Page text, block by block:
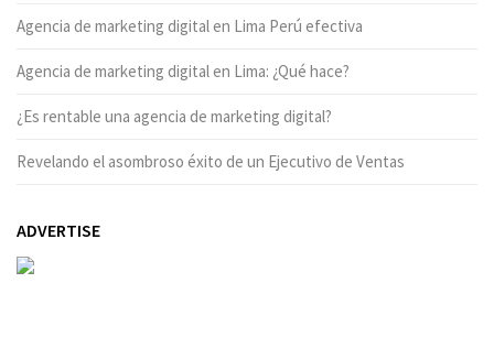
Agencia de marketing digital en Lima Perú efectiva
Agencia de marketing digital en Lima: ¿Qué hace?
¿Es rentable una agencia de marketing digital?
Revelando el asombroso éxito de un Ejecutivo de Ventas
ADVERTISE